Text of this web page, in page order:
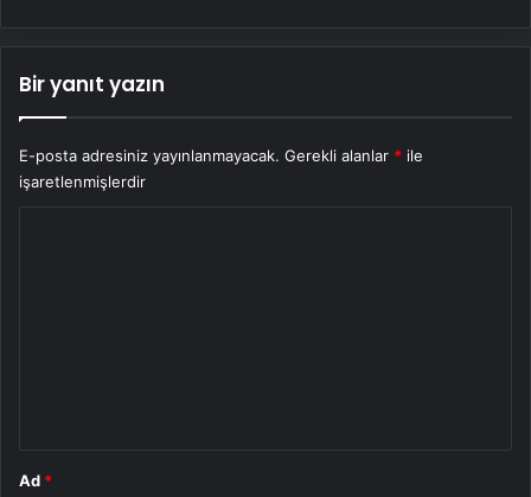
Bir yanıt yazın
E-posta adresiniz yayınlanmayacak. Gerekli alanlar * ile
işaretlenmişlerdir
Ad *